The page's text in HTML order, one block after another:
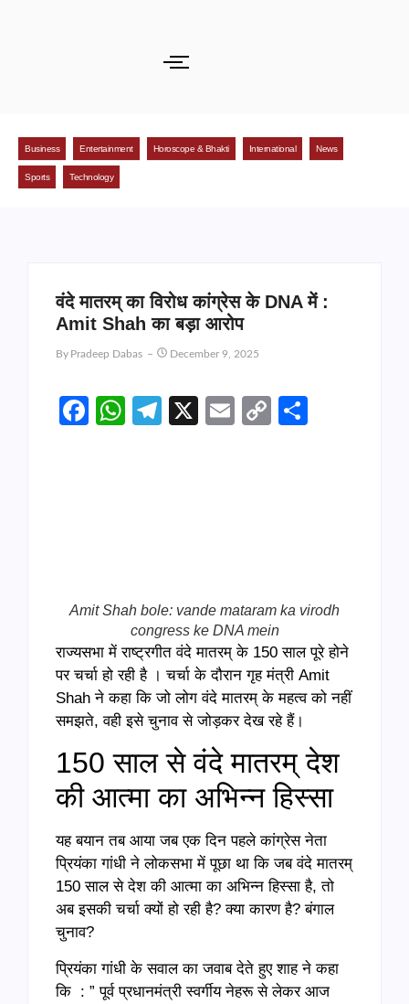
Business Entertainment Horoscope & Bhakti International News
Sports Technology
वंदे मातरम् का विरोध कांग्रेस के DNA में :
Amit Shah का बड़ा आरोप
By Pradeep Dabas December 9, 2025
Facebook
WhatsApp
Telegram
X EmailCopy
Amit Shah bole: vande mataram ka virodh
congress ke DNA mein
राज्यसभा में राष्ट्रगीत वंदे मातरम् के 150 साल पूरे होने
पर चर्चा हो रही है । चर्चा के दौरान गृह मंत्री Amit
Shah ने कहा कि जो लोग वंदे मातरम् के महत्व को नहीं
समझते, वही इसे चुनाव से जोड़कर देख रहे हैं।
150 साल से वंदे मातरम् देश
की आत्मा का अभिन्न हिस्सा
यह बयान तब आया जब एक दिन पहले कांग्रेस नेता
प्रियंका गांधी ने लोकसभा में पूछा था कि जब वंदे मातरम्
150 साल से देश की आत्मा का अभिन्न हिस्सा है, तो
अब इसकी चर्चा क्यों हो रही है? क्या कारण है? बंगाल
चुनाव?
प्रियंका गांधी के सवाल का जवाब देते हुए शाह ने कहा
कि : ” पूर्व प्रधानमंत्री स्वर्गीय नेहरू से लेकर आज